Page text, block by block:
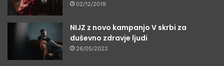
02/12/2019
NIJZ z novo kampanjo V skrbi za
duševno zdravje ljudi
26/05/2022